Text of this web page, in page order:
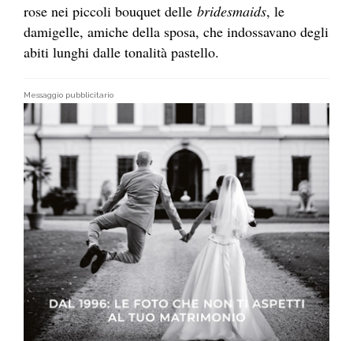
rose nei piccoli bouquet delle bridesmaids, le
damigelle, amiche della sposa, che indossavano degli
abiti lunghi dalle tonalità pastello.
Messaggio pubblicitario